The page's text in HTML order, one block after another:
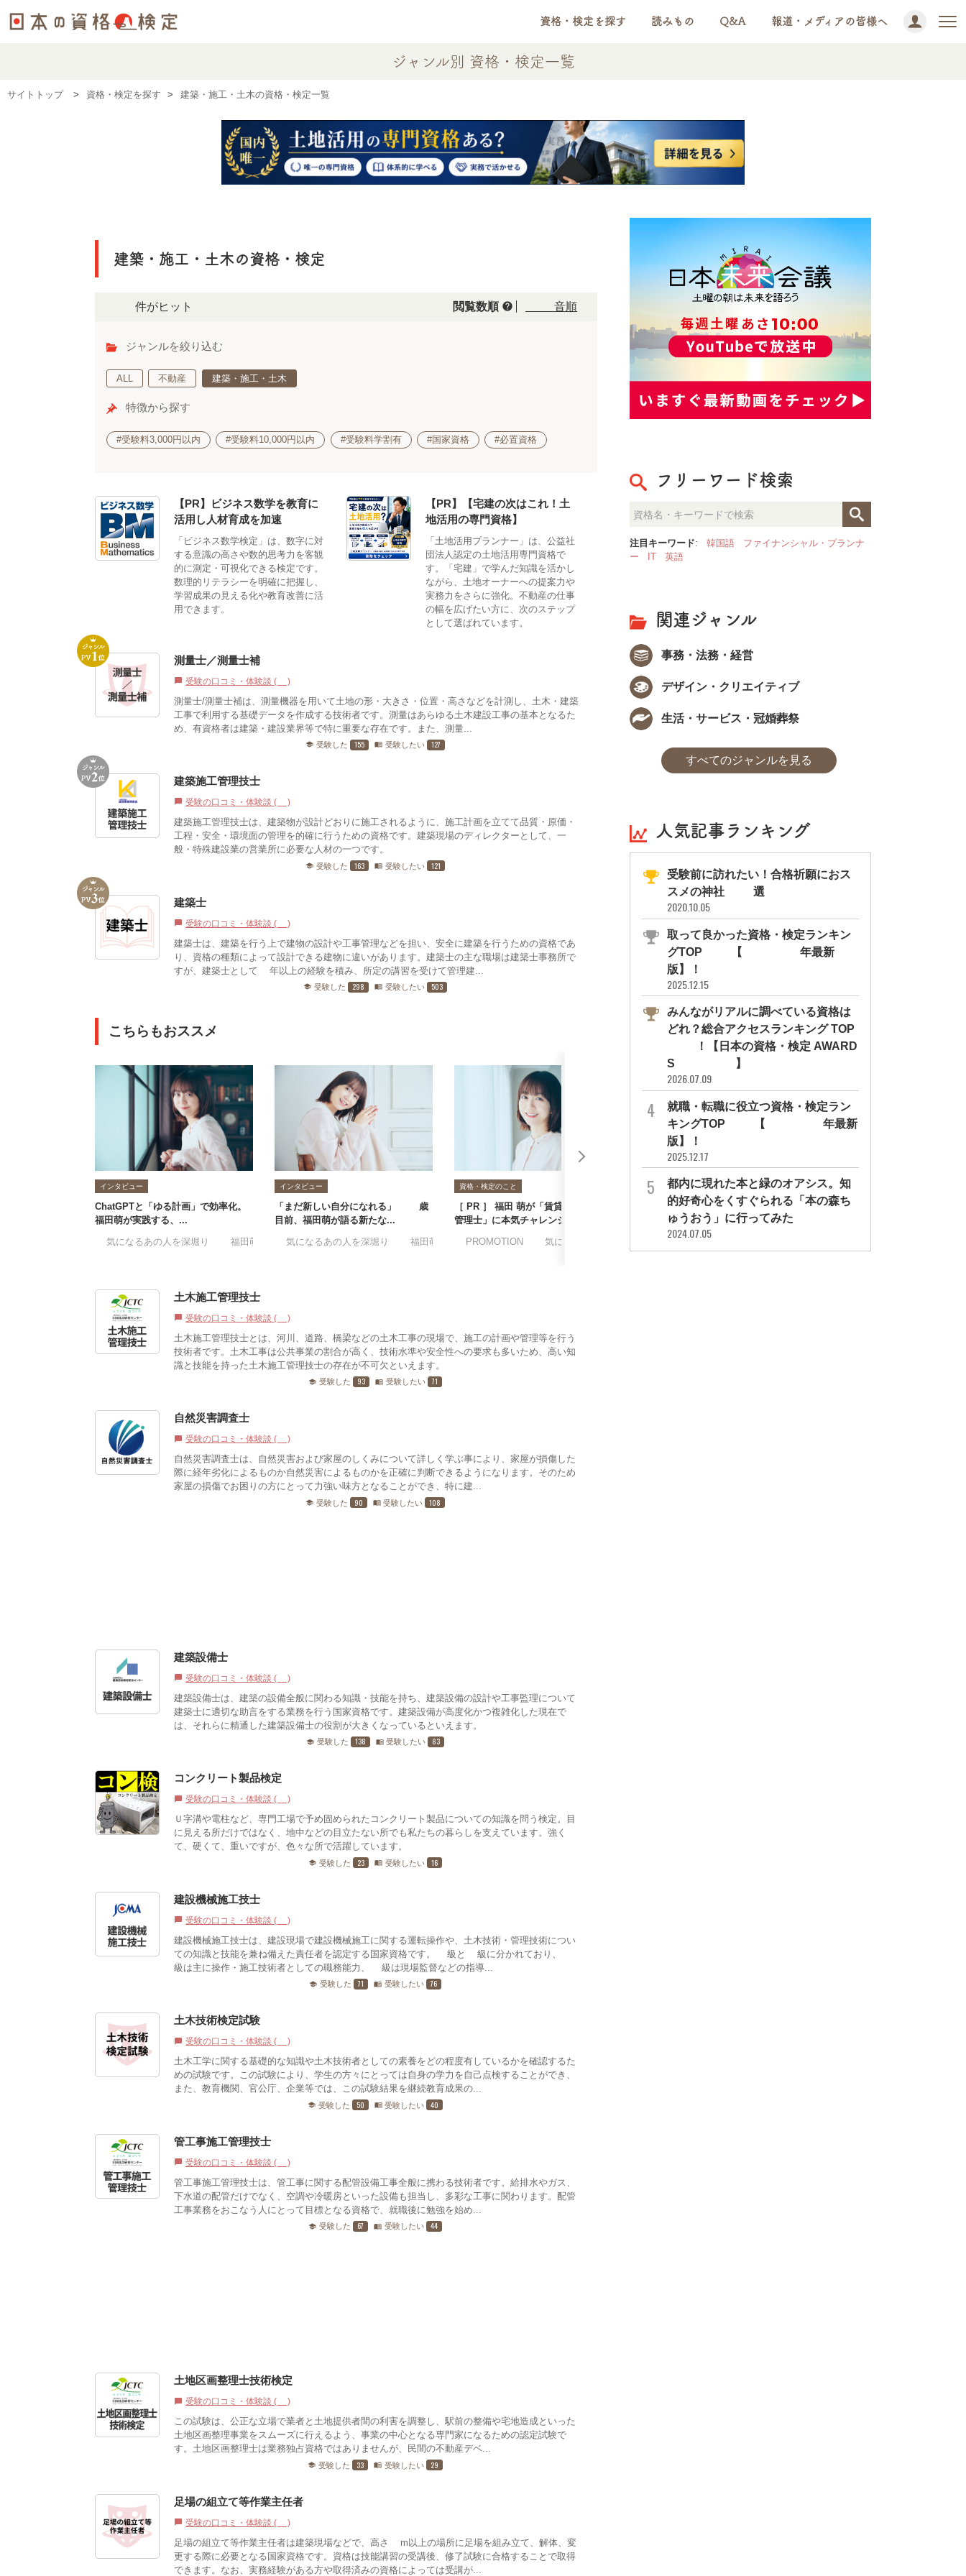
資格・検定を探す 読みもの Q&A 報道・メディアの皆様へ
ジャンル別 資格・検定一覧
サイトトップ 資格・検定を探す 建築・施工・土木の資格・検定一覧
建築・施工・土木の資格・検定
22件がヒット 閲覧数順 help 50音順
ジャンルを絞り込む
ALL 不動産 建築・施工・土木
特徴から探す
#受験料3,000円以内 #受験料10,000円以内 #受験料学割有 #国家資格 #必置資格
【PR】ビジネス数学を教育に
活用し人材育成を加速
「ビジネス数学検定」は、数字に対
する意識の高さや数的思考力を客観
的に測定・可視化できる検定です。
数理的リテラシーを明確に把握し、
学習成果の見える化や教育改善に活
用できます。
【PR】【宅建の次はこれ！土
地活用の専門資格】
「土地活用プランナー」は、公益社
団法人認定の土地活用専門資格で
す。「宅建」で学んだ知識を活かし
ながら、土地オーナーへの提案力や
実務力をさらに強化。不動産の仕事
の幅を広げたい方に、次のステップ
として選ばれています。
測量士／測量士補
chat_bubble 受験の口コミ・体験談 (2)
測量士/測量士補は、測量機器を用いて土地の形・大きさ・位置・高さなどを計測し、土木・建築
工事で利用する基礎データを作成する技術者です。測量はあらゆる土木建設工事の基本となるた
め、有資格者は建築・建設業界等で特に重要な存在です。また、測量...
school 受験した 155 menu_book 受験したい 127
建築施工管理技士
chat_bubble 受験の口コミ・体験談 (1)
建築施工管理技士は、建築物が設計どおりに施工されるように、施工計画を立てて品質・原価・
工程・安全・環境面の管理を的確に行うための資格です。建築現場のディレクターとして、一
般・特殊建設業の営業所に必要な人材の一つです。
school 受験した 163 menu_book 受験したい 121
建築士
chat_bubble 受験の口コミ・体験談 (0)
建築士は、建築を行う上で建物の設計や工事管理などを担い、安全に建築を行うための資格であ
り、資格の種類によって設計できる建物に違いがあります。建築士の主な職場は建築士事務所で
すが、建築士として3年以上の経験を積み、所定の講習を受けて管理建...
school 受験した 298 menu_book 受験したい 503
こちらもおススメ
インタビュー
ChatGPTと「ゆる計画」で効率化。
福田萌が実践する、...
#気になるあの人を深堀り
#福田萌 #賃貸不動産経営管理士
インタビュー
「まだ新しい自分になれる」40歳
目前、福田萌が語る新たな...
#気になるあの人を深堀り
#福田萌 #賃貸不動産経営管理士
資格・検定のこと
［ PR ］ 福田 萌が「賃貸不動産経営
管理士」に本気チャレンジ！「子...
#PROMOTION
#気になるあの人を深堀り
資格・検定のこと
［ PR ］ 宅建士・賃貸不動産経営管
理士はダブルで取得！コスパ・タイ...
資格・検定のこと
［ PR ］ ニーズが高まる賃貸住宅。
土木施工管理技士
chat_bubble 受験の口コミ・体験談 (0)
土木施工管理技士とは、河川、道路、橋梁などの土木工事の現場で、施工の計画や管理等を行う
技術者です。土木工事は公共事業の割合が高く、技術水準や安全性への要求も多いため、高い知
識と技能を持った土木施工管理技士の存在が不可欠といえます。
school 受験した 93 menu_book 受験したい 71
自然災害調査士
chat_bubble 受験の口コミ・体験談 (0)
自然災害調査士は、自然災害および家屋のしくみについて詳しく学ぶ事により、家屋が損傷した
際に経年劣化によるものか自然災害によるものかを正確に判断できるようになります。そのため
家屋の損傷でお困りの方にとって力強い味方となることができ、特に建...
school 受験した 90 menu_book 受験したい 108
建築設備士
chat_bubble 受験の口コミ・体験談 (0)
建築設備士は、建築の設備全般に関わる知識・技能を持ち、建築設備の設計や工事監理について
建築士に適切な助言をする業務を行う国家資格です。建築設備が高度化かつ複雑化した現在で
は、それらに精通した建築設備士の役割が大きくなっているといえます。
school 受験した 138 menu_book 受験したい 83
コンクリート製品検定
chat_bubble 受験の口コミ・体験談 (0)
Ｕ字溝や電柱など、専門工場で予め固められたコンクリート製品についての知識を問う検定。目
に見える所だけではなく、地中などの目立たない所でも私たちの暮らしを支えています。強く
て、硬くて、重いですが、色々な所で活躍しています。
school 受験した 23 menu_book 受験したい 16
建設機械施工技士
chat_bubble 受験の口コミ・体験談 (0)
建設機械施工技士は、建設現場で建設機械施工に関する運転操作や、土木技術・管理技術につい
ての知識と技能を兼ね備えた責任者を認定する国家資格です。2級と1級に分かれており、2
級は主に操作・施工技術者としての職務能力、1級は現場監督などの指導...
school 受験した 71 menu_book 受験したい 76
土木技術検定試験
chat_bubble 受験の口コミ・体験談 (0)
土木工学に関する基礎的な知識や土木技術者としての素養をどの程度有しているかを確認するた
めの試験です。この試験により、学生の方々にとっては自身の学力を自己点検することができ、
また、教育機関、官公庁、企業等では、この試験結果を継続教育成果の...
school 受験した 50 menu_book 受験したい 40
管工事施工管理技士
chat_bubble 受験の口コミ・体験談 (1)
管工事施工管理技士は、管工事に関する配管設備工事全般に携わる技術者です。給排水やガス、
下水道の配管だけでなく、空調や冷暖房といった設備も担当し、多彩な工事に関わります。配管
工事業務をおこなう人にとって目標となる資格で、就職後に勉強を始め...
school 受験した 67 menu_book 受験したい 44
土地区画整理士技術検定
chat_bubble 受験の口コミ・体験談 (0)
この試験は、公正な立場で業者と土地提供者間の利害を調整し、駅前の整備や宅地造成といった
土地区画整理事業をスムーズに行えるよう、事業の中心となる専門家になるための認定試験で
す。土地区画整理士は業務独占資格ではありませんが、民間の不動産デベ...
school 受験した 33 menu_book 受験したい 29
足場の組立て等作業主任者
chat_bubble 受験の口コミ・体験談 (0)
足場の組立て等作業主任者は建築現場などで、高さ5m以上の場所に足場を組み立て、解体、変
更する際に必要となる国家資格です。資格は技能講習の受講後、修了試験に合格することで取得
できます。なお、実務経験がある方や取得済みの資格によっては受講が...
フリーワード検索
注目キーワード: 韓国語
ファイナンシャル・プランナ
ー
IT 英語
関連ジャンル
事務・法務・経営
デザイン・クリエイティブ
生活・サービス・冠婚葬祭
すべてのジャンルを見る
人気記事ランキング
受験前に訪れたい！合格祈願におス
スメの神社11選
2020.10.05
取って良かった資格・検定ランキン
グTOP10【2026年最新
版】！
2025.12.15
みんながリアルに調べている資格は
どれ？総合アクセスランキング TOP
10！【日本の資格・検定 AWARD
S 2026】
2026.07.09
就職・転職に役立つ資格・検定ラン
キングTOP30【2026年最新
版】！
2025.12.17
都内に現れた本と緑のオアシス。知
的好奇心をくすぐられる「本の森ち
ゅうおう」に行ってみた
2024.07.05